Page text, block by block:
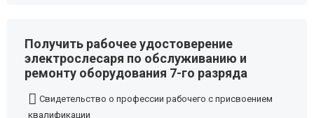
Получить рабочее удостоверение
электрослесаря по обслуживанию и
ремонту оборудования 7-го разряда
Свидетельство о профессии рабочего с присвоением
квалификации